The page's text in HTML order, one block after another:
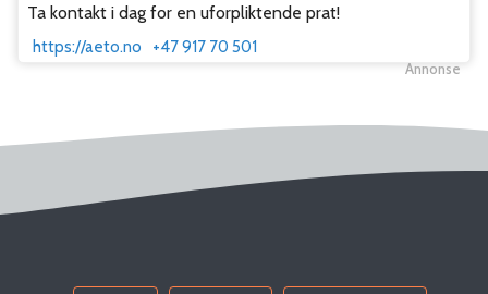
Ta kontakt i dag for en uforpliktende prat!
https://aeto.no +47 917 70 501
Annonse